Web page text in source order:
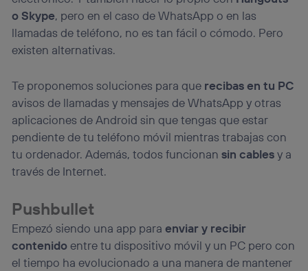
o Skype, pero en el caso de WhatsApp o en las
llamadas de teléfono, no es tan fácil o cómodo. Pero
existen alternativas.
Te proponemos soluciones para que recibas en tu PC
avisos de llamadas y mensajes de WhatsApp y otras
aplicaciones de Android sin que tengas que estar
pendiente de tu teléfono móvil mientras trabajas con
tu ordenador. Además, todos funcionansin cablesy a
través de Internet.
Pushbullet
Empezó siendo una app paraenviar y recibir
contenidoentre tu dispositivo móvil y un PC pero con
el tiempo ha evolucionado a una manera de mantener
(p. ej., número de teléfono móvil).
Este identificador se asigna a la conexión de internet, por
lo que cualquier persona que conecte su dispositivo y
consienta el uso de la tecnología recibirá el mismo
Si utilizas unaconexión de banda ancha(p. ej., Wi-Fi),
el marketing o análisis se realizará en función de las
actividades de navegación de los miembros del hogar
que hayan dado su consentimiento.
Si utilizasdatos móviles, el marketing será más
personalizado, ya que se basará únicamente en la
navegación del usuario del móvil.
“Administrar Utiq” en la parte inferior de esta página web o
visitando el portal de privacidad de Utiq
(“consenthub”). Para más información, consulta
la política de privacidad de Utiq.